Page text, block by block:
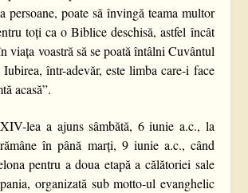
persoane, poate să învingă teama multor
toți ca o Biblice deschisă, astfel încât
viața voastră să se poată întâlni Cuvântul
într-adevăr, este limba care-i face
acasă”.
lea a ajuns sâmbătă, 6 iunie a.c., la
în până marți, 9 iunie a.c., când
pentru a doua etapă a călătoriei sale
organizată sub motto-ul evanghelic